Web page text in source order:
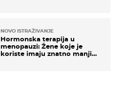
NOVO ISTRAŽIVANJE
Hormonska terapija u
menopauzi: Žene koje je
koriste imaju znatno manji